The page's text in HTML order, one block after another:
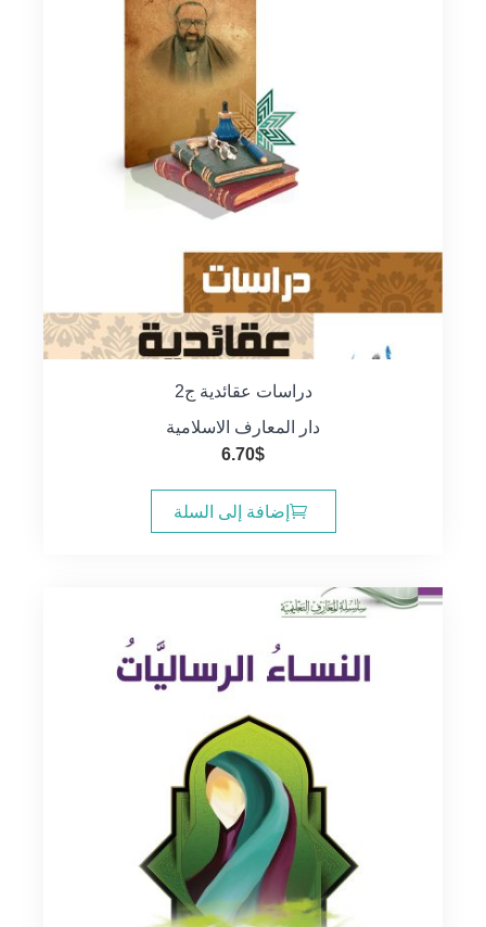
دراسات عقائدية ج2
دار المعارف الاسلامية
6.70$
إضافة إلى السلة